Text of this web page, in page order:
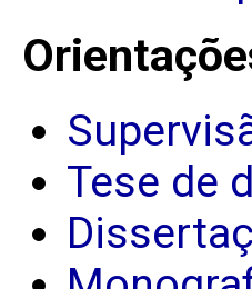
Tese de